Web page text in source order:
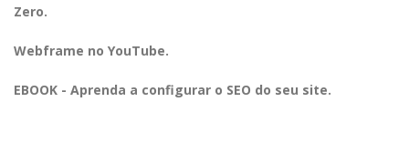
Zero.
Webframe no YouTube.
EBOOK - Aprenda a configurar o SEO do seu site.